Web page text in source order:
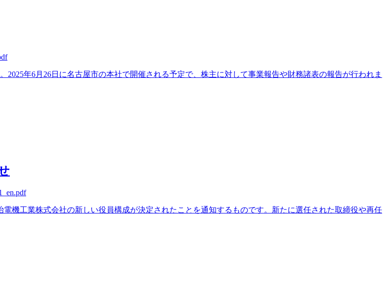
年6月26日に名古屋市の本社で開催される予定で、株主に対して事業報告や財務諸表の報告が行われま
機工業株式会社の新しい役員構成が決定されたことを通知するものです。新たに選任された取締役や再任